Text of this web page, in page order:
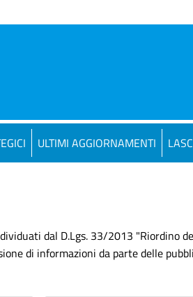
ULTIMI AGGIORNAMENTI
dal D.Lgs. 33/2013 "Riordino
di informazioni da parte delle